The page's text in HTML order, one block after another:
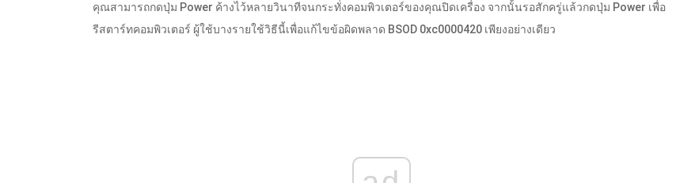
คุณสามารถกดปุ่ม Power ค้างไว้หลายวินาทีจนกระทั่งคอมพิวเตอร์ของคุณปิดเครื่อง จากนั้นรอสักครู่แล้วกดปุ่ม Power เพื่อ
รีสตาร์ทคอมพิวเตอร์ ผู้ใช้บางรายใช้วิธีนี้เพื่อแก้ไขข้อผิดพลาด BSOD 0xc0000420 เพียงอย่างเดียว